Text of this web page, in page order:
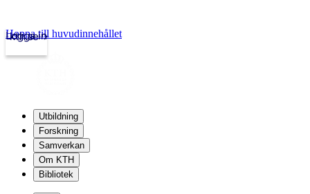
kth.se
Logga in
Hoppa till huvudinnehållet
Utbildning
Forskning
Samverkan
Om KTH
Bibliotek